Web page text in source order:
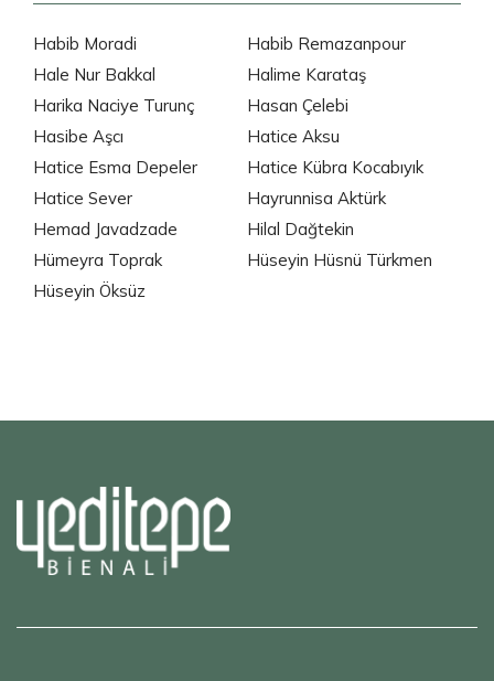
Habib Moradi
Habib Remazanpour
Hale Nur Bakkal
Halime Karataş
Harika Naciye Turunç
Hasan Çelebi
Hasibe Aşcı
Hatice Aksu
Hatice Esma Depeler
Hatice Kübra Kocabıyık
Hatice Sever
Hayrunnisa Aktürk
Hemad Javadzade
Hilal Dağtekin
Hümeyra Toprak
Hüseyin Hüsnü Türkmen
Hüseyin Öksüz